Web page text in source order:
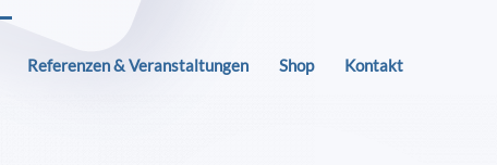
Referenzen & Veranstaltungen Shop Kontakt